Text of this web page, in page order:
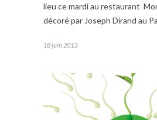
lieu ce mardi au restaurant
décoré par Joseph Dirand au
18 juin 2013